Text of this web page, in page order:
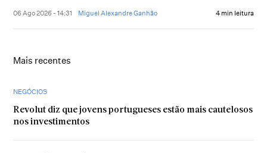
06 Ago 2026 - 14:31 Miguel Alexandre Ganhão 4 min leitura
Mais recentes
NEGÓCIOS
Revolut diz que jovens portugueses estão mais cautelosos
nos investimentos